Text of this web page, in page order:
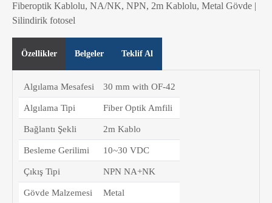
Fiberoptik Kablolu, NA/NK, NPN, 2m Kablolu, Metal Gövde |
Silindirik fotosel
Özellikler Belgeler Teklif Al
Algılama Mesafesi 30 mm with OF-42
Algılama Tipi Fiber Optik Amfili
Bağlantı Şekli 2m Kablo
Besleme Gerilimi 10~30 VDC
Çıkış Tipi NPN NA+NK
Gövde Malzemesi Metal